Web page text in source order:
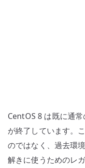
CentOS 8 は既に通
が終了しています。
のではなく、過去環
解きに使うためのレ